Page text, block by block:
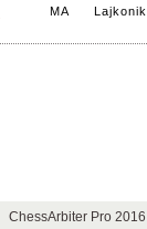
MA
ChessArbiter Pro